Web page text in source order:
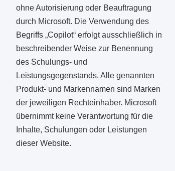
ohne Autorisierung oder Beauftragung
durch Microsoft. Die Verwendung des
Begriffs „Copilot“ erfolgt ausschließlich in
beschreibender Weise zur Benennung
des Schulungs- und
Leistungsgegenstands. Alle genannten
Produkt- und Markennamen sind Marken
der jeweiligen Rechteinhaber. Microsoft
übernimmt keine Verantwortung für die
Inhalte, Schulungen oder Leistungen
dieser Website.